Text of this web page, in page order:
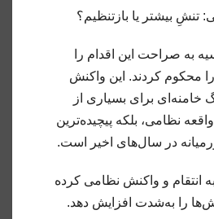
به صراحت این اقدام را
محکوم کردند. این واکنش
برای بسیاری از
نظامی، بلکه پیچیده‌ترین
در سال‌های اخیر است.
انتقام و واکنش نظامی کرده
را به‌شدت افزایش دهد.